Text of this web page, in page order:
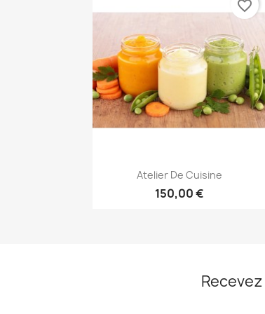
Aperçu rapide
Atelier De Cuisine
150,00 €
favorite_border